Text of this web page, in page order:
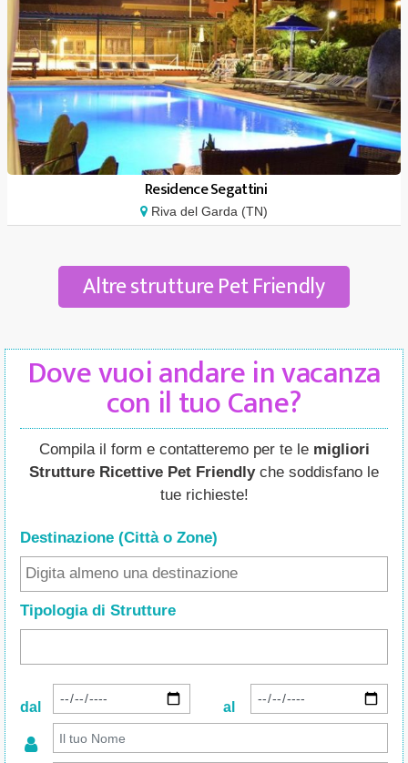
Residence Segattini
Riva del Garda (TN)
Altre strutture Pet Friendly
Dove vuoi andare in vacanza
con il tuo Cane?
Compila il form e contatteremo per te le migliori
Strutture Ricettive Pet Friendlyche soddisfano le
tue richieste!
Destinazione (Città o Zone)
Tipologia di Strutture
dal al